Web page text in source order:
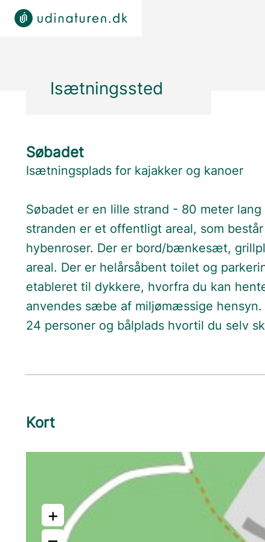
Isætningssted
Søbadet
Isætningsplads for kajakker og kanoer
Søbadet er en lille strand - 80 meter
stranden er et offentligt areal, som
hybenroser. Der er bord/bænkesæt,
areal. Der er helårsåbent toilet og
etableret til dykkere, hvorfra du kan
anvendes sæbe af miljømæssige
24 personer og bålplads hvortil du selv
Kort
+